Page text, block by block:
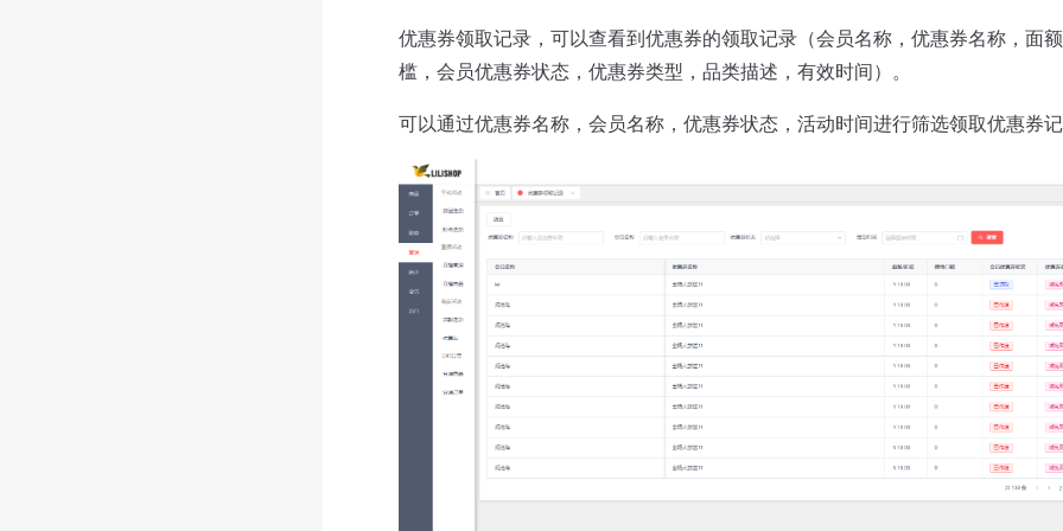
优惠券领取记录，可以查看到优惠券的领取记录（会员名称，优惠券名称，面
槛，会员优惠券状态，优惠券类型，品类描述，有效时间）。
可以通过优惠券名称，会员名称，优惠券状态，活动时间进行筛选领取优惠券